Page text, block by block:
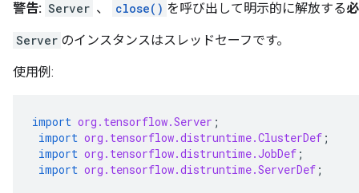
警告: Server 、 close() を呼び出して明示的に解放する
Server のインスタンスはスレッドセーフです。
使用例:
import org.tensorflow.Server ;
import org.tensorflow.distruntime.ClusterDef ;
import org.tensorflow.distruntime.JobDef ;
import org.tensorflow.distruntime.ServerDef ;